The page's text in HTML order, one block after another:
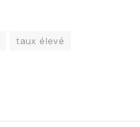
taux élevé